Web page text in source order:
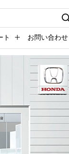
ト お問い合わせ